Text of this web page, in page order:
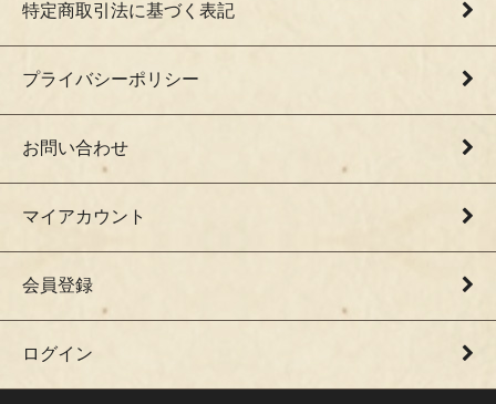
特定商取引法に基づく表記
プライバシーポリシー
お問い合わせ
マイアカウント
会員登録
ログイン